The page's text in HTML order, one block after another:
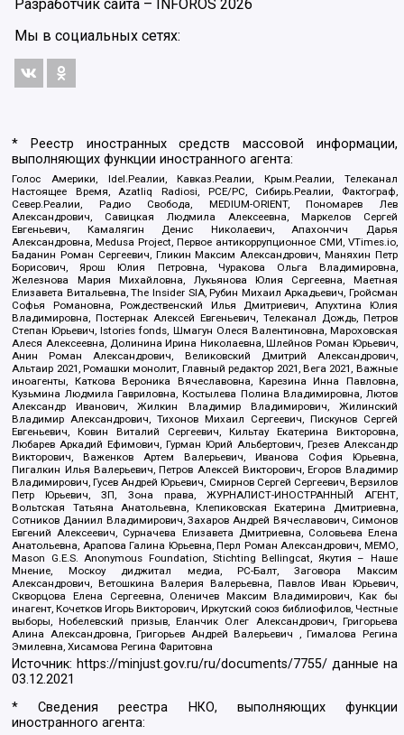
Разработчик сайта – INFOROS 2026
Мы в социальных сетях:
* Реестр иностранных средств массовой информации,
выполняющих функции иностранного агента:
Голос Америки, Idel.Реалии, Кавказ.Реалии, Крым.Реалии, Телеканал
Настоящее Время, Azatliq Radiosi, PCE/PC, Сибирь.Реалии, Фактограф,
Север.Реалии, Радио Свобода, MEDIUM-ORIENT, Пономарев Лев
Александрович, Савицкая Людмила Алексеевна, Маркелов Сергей
Евгеньевич, Камалягин Денис Николаевич, Апахончич Дарья
Александровна, Medusa Project, Первое антикоррупционное СМИ, VTimes.io,
Баданин Роман Сергеевич, Гликин Максим Александрович, Маняхин Петр
Борисович, Ярош Юлия Петровна, Чуракова Ольга Владимировна,
Железнова Мария Михайловна, Лукьянова Юлия Сергеевна, Маетная
Елизавета Витальевна, The Insider SIA, Рубин Михаил Аркадьевич, Гройсман
Софья Романовна, Рождественский Илья Дмитриевич, Апухтина Юлия
Владимировна, Постернак Алексей Евгеньевич, Телеканал Дождь, Петров
Степан Юрьевич, Istories fonds, Шмагун Олеся Валентиновна, Мароховская
Алеся Алексеевна, Долинина Ирина Николаевна, Шлейнов Роман Юрьевич,
Анин Роман Александрович, Великовский Дмитрий Александрович,
Альтаир 2021, Ромашки монолит, Главный редактор 2021, Вега 2021, Важные
иноагенты, Каткова Вероника Вячеславовна, Карезина Инна Павловна,
Кузьмина Людмила Гавриловна, Костылева Полина Владимировна, Лютов
Александр Иванович, Жилкин Владимир Владимирович, Жилинский
Владимир Александрович, Тихонов Михаил Сергеевич, Пискунов Сергей
Евгеньевич, Ковин Виталий Сергеевич, Кильтау Екатерина Викторовна,
Любарев Аркадий Ефимович, Гурман Юрий Альбертович, Грезев Александр
Викторович, Важенков Артем Валерьевич, Иванова София Юрьевна,
Пигалкин Илья Валерьевич, Петров Алексей Викторович, Егоров Владимир
Владимирович, Гусев Андрей Юрьевич, Смирнов Сергей Сергеевич, Верзилов
Петр Юрьевич, ЗП, Зона права, ЖУРНАЛИСТ-ИНОСТРАННЫЙ АГЕНТ,
Вольтская Татьяна Анатольевна, Клепиковская Екатерина Дмитриевна,
Сотников Даниил Владимирович, Захаров Андрей Вячеславович, Симонов
Евгений Алексеевич, Сурначева Елизавета Дмитриевна, Соловьева Елена
Анатольевна, Арапова Галина Юрьевна, Перл Роман Александрович, МЕМО,
Mason G.E.S. Anonymous Foundation, Stichting Bellingcat, Якутия – Наше
Мнение, Москоу диджитал медиа, РС-Балт, Заговора Максим
Александрович, Ветошкина Валерия Валерьевна, Павлов Иван Юрьевич,
Скворцова Елена Сергеевна, Оленичев Максим Владимирович, Как бы
инагент, Кочетков Игорь Викторович, Иркутский союз библиофилов, Честные
выборы, Нобелевский призыв, Еланчик Олег Александрович, Григорьева
Алина Александровна, Григорьев Андрей Валерьевич , Гималова Регина
Эмилевна, Хисамова Регина Фаритовна
Источник: https://minjust.gov.ru/ru/documents/7755/ данные на
03.12.2021
* Сведения реестра НКО, выполняющих функции
иностранного агента: